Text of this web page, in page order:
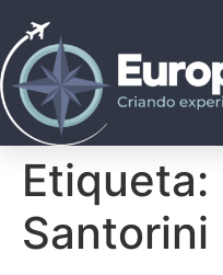
Etiqueta:
Santorini